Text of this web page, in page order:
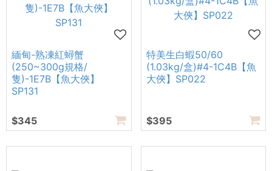
緬甸-熟凍紅蟳蟹
(250~300g規格/
隻)-1E7B【魚大俠】
SP131
$345
特美生白蝦50/60
(1.03kg/盒)#4-1C4B【魚
大俠】SP022
$395